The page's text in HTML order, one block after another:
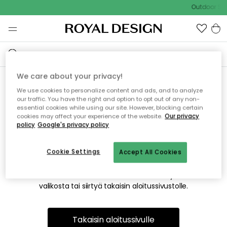
Outdoor
Emme valitettavasti löydä
etsimääsi sivua
Tämä voi johtua siitä, että sivua ei enää ole tai siitä, että se
on siirretty muualle. Pahoittelemme tästä mahdollisesti
valikosta tai siirtyä takaisin aloitussivustolle.
Takaisin aloitussivulle
We care about your privacy!
We use cookies to personalize content and ads, and to analyze
our traffic. You have the right and option to opt out of any non-
essential cookies while using our site. However, blocking certain
cookies may affect your experience of the website. Our privacy
policy Google's privacy policy
Accept All Cookies
Cookie Settings